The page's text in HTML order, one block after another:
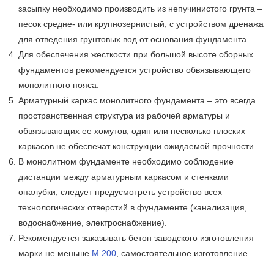
засыпку необходимо производить из непучинистого грунта –
песок средне- или крупнозернистый, с устройством дренажа
для отведения грунтовых вод от основания фундамента.
Для обеспечения жест­кости при большой высоте сборных
фундаментов рекомендует­ся устройство обвязывающего
монолитного пояса.
Арматурный каркас монолитного фундамента – это всегда
пространственная струк­тура из рабочей арматуры и
обвязывающих ее хомутов, один или несколько плоских
каркасов не обеспечат конструкции ожидаемой прочности.
В монолитном фундаменте необходимо соблюдение
дистанции между арматурным каркасом и стенками
опалубки, следует предусмотреть устройство всех
технологических отверстий в фундаменте (канализация,
водоснабжение, электроснабжение).
Рекомендуется заказы­вать бетон заводского изготовления
марки не меньше М 200, самостоятельное изготовление